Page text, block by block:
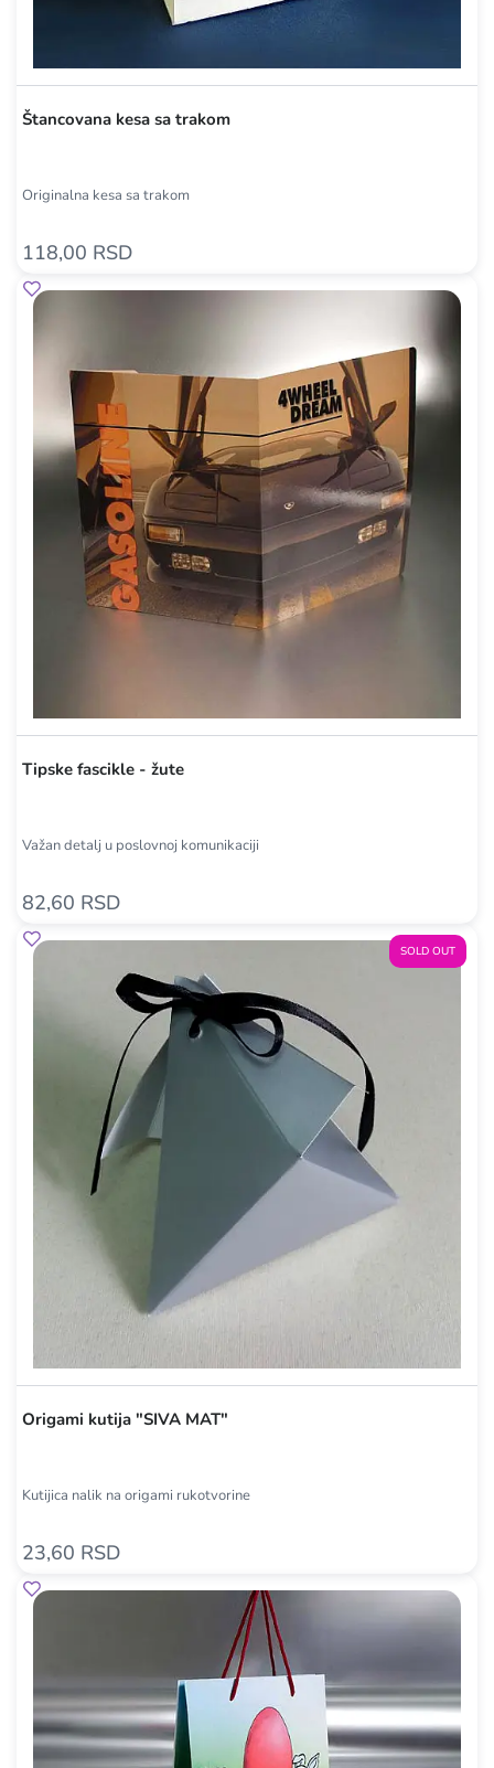
Štancovana kesa sa trakom
Originalna kesa sa trakom
118,00 RSD
Tipske fascikle - žute
Važan detalj u poslovnoj komunikaciji
82,60 RSD
SOLD OUT
Origami kutija "SIVA MAT"
Kutijica nalik na origami rukotvorine
23,60 RSD